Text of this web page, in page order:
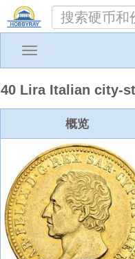
Toggle
40 Lira Italian city-
概览